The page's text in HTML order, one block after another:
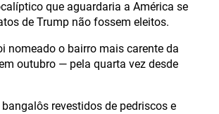
que aguardaria a América se
de Trump não fossem eleitos.
nomeado o bairro mais carente da
outubro — pela quarta vez desde
bangalôs revestidos de pedriscos e